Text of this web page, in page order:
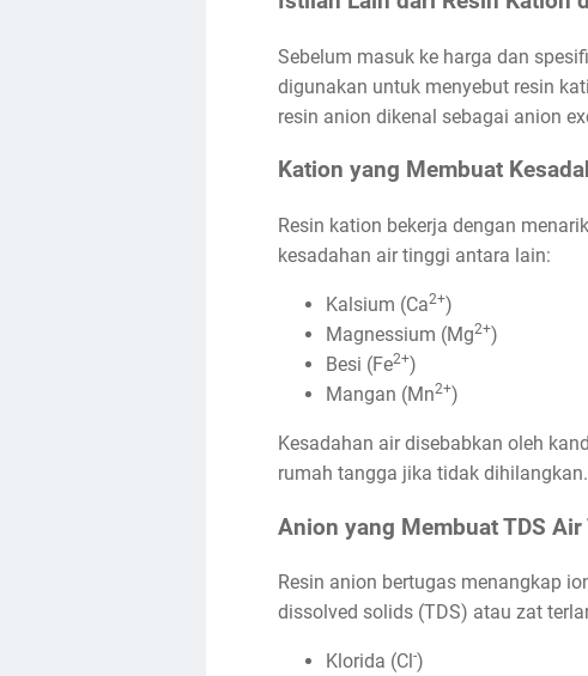
Sebelum masuk ke harga dan
digunakan untuk menyebut resin
resin anion dikenal sebagai anion
Kation yang Membuat
Resin kation bekerja dengan
kesadahan air tinggi antara lain:
Kalsium (Ca2+)
Magnessium (Mg2+)
Besi (Fe2+)
Mangan (Mn2+)
Kesadahan air disebabkan oleh
rumah tangga jika tidak dihilangkan.
Anion yang Membuat TDS
Resin anion bertugas menangkap
dissolved solids (TDS) atau zat
Klorida (Cl -)